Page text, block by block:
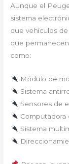
Aunque el
sistema
que vehículos
que
como:
Módulo de
Sistema
Sensores de
Computadora
Sistema